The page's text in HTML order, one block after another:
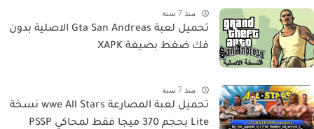
منذ 7 سنة
تحميل لعبة Gta San Andreas الاصلية بدون
فك ضغط بصيغة XAPK
منذ 7 سنة
تحميل لعبة المصارعة wwe All Stars نسخة
Lite بحجم 370 ميجا فقط لمحاكي PSSP